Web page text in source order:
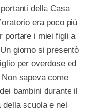
della Casa
era poco più
portare i miei figli a
giorno si presentò
per overdose ed
sapeva come
bambini durante il
della scuola e nel